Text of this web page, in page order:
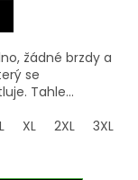
žádné brzdy a
se
Tahle...
L XL 2XL 3XL